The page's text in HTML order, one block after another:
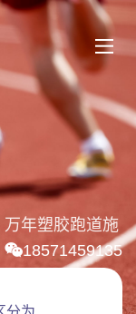
年塑胶跑道施
18571459135